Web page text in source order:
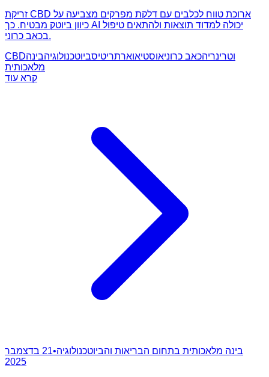
זריקת CBD ארוכת טווח לכלבים עם דלקת מפרקים מצביעה על
כיוון ביוטק מבטיח. כך AI יכולה למדוד תוצאות ולהתאים טיפול
בכאב כרוני.
CBD
וטרינריהכאב כרוניאוסטיאוארתריטיסביוטכנולוגיהבינה
מלאכותית
קרא עוד
בינה מלאכותית בתחום הבריאות והביוטכנולוגיה•
21 בדצמבר
2025